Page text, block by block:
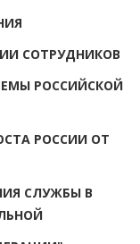
СОТРУДНИКОВ
РОССИЙСКОЙ
РОССИИ ОТ
СЛУЖБЫ В